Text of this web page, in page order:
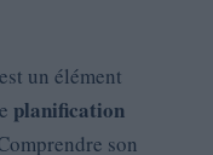
est un élément
planification
son